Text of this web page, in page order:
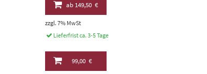
ab149,50 €
zzgl. 7% MwSt
Lieferfrist ca. 3-5 Tage
99,00 €